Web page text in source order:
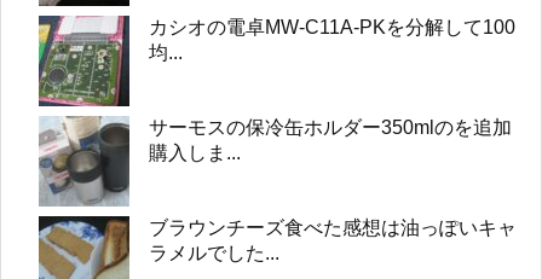
カシオの電卓MW-C11A-PKを分解して100
均...
サーモスの保冷缶ホルダー350mlのを追加
購入しま...
ブラウンチーズ食べた感想は油っぽいキャ
ラメルでした...